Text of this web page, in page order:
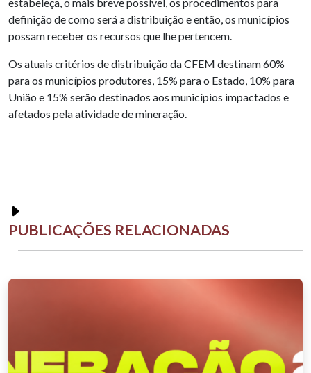
definição de como será a distribuição e então, os municípios
possam receber os recursos que lhe pertencem.
Os atuais critérios de distribuição da CFEM destinam 60%
para os municípios produtores, 15% para o Estado, 10% para
União e 15% serão destinados aos municípios impactados e
afetados pela atividade de mineração.
PUBLICAÇÕES RELACIONADAS